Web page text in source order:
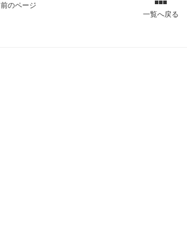
前のページ
一覧へ戻る